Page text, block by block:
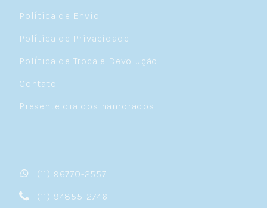
Política de Envio
Política de Privacidade
Política de Troca e Devolução
Contato
Presente dia dos namorados
(11) 96770-2557
(11) 94855-2746